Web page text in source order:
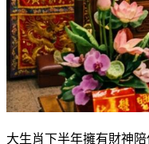
大生肖下半年擁有財神